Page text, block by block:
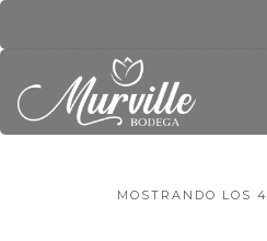
MOSTRANDO LOS 4